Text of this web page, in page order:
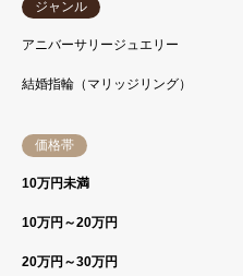
ジャンル
アニバーサリージュエリー
結婚指輪（マリッジリング）
価格帯
10万円未満
10万円～20万円
20万円～30万円